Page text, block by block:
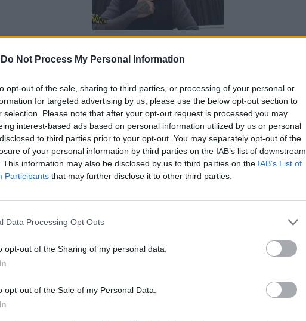
Do Not Process My Personal Information
opt-out of the sale, sharing to third parties, or processing of your personal or
for targeted advertising by us, please use the below opt-out section to
selection. Please note that after your opt-out request is processed you may
interest-based ads based on personal information utilized by us or personal
to third parties prior to your opt-out. You may separately opt-out of the
of your personal information by third parties on the IAB’s list of downstream
This information may also be disclosed by us to third parties on the IAB’s List of
Participants that may further disclose it to other third parties.
Data Processing Opt Outs
opt-out of the Sharing of my personal data.
opt-out of the Sale of my Personal Data.
Il
dove
è
choc e